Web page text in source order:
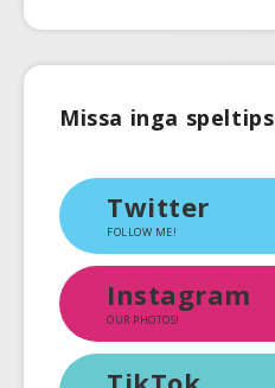
Missa inga speltips
Twitter
FOLLOW ME!
Instagram
OUR PHOTOS!